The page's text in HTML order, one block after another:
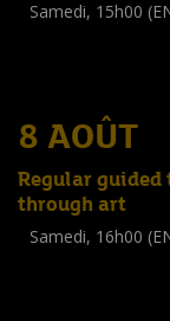
Samedi, 15h00
8 AOÛT
Regular
through art
Samedi, 16h00